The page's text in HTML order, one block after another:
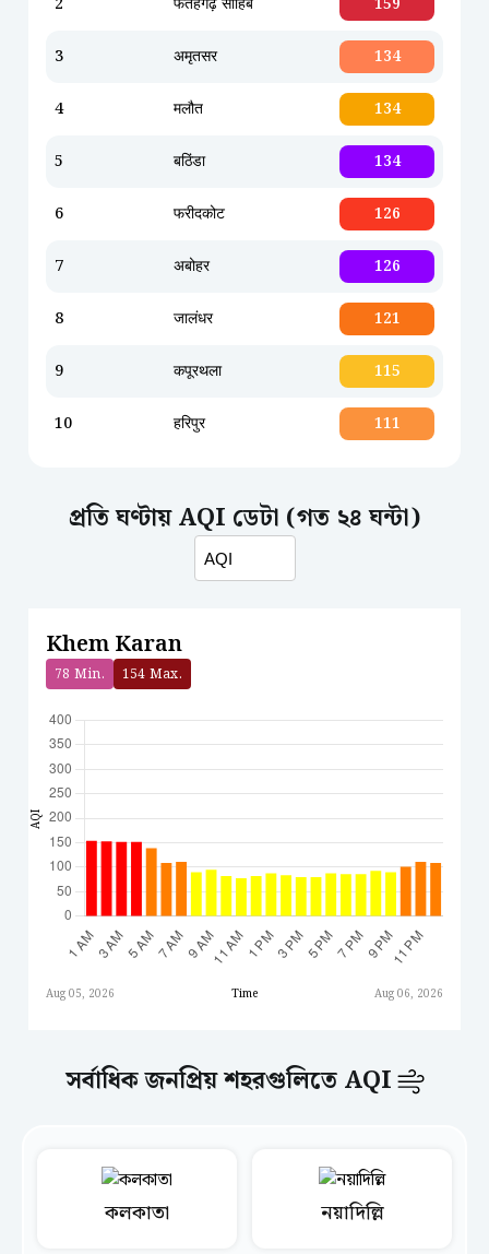
159
3 अमृतसर 134
4 मलौत 134
5 बठिंडा 134
6 फरीदकोट 126
7 अबोहर 126
8 जालंधर 121
9 कपूरथला 115
10 हरिपुर 111
প্রতি ঘণ্টায় AQI ডেটা (গত ২৪ ঘন্টা)
Khem Karan
78 Min. 154 Max.
AQI
Aug 05, 2026 Time Aug 06, 2026
সর্বাধিক জনপ্রিয় শহরগুলিতে AQI
কলকাতা নয়াদিল্লি